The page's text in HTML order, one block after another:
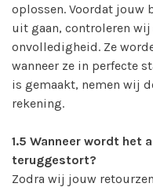
oplossen. Voordat jouw
uit gaan, controleren
onvolledigheid. Ze
wanneer ze in perfecte
is gemaakt, nemen wij
rekening.
1.5 Wanneer wordt het
teruggestort?
Zodra wij jouw